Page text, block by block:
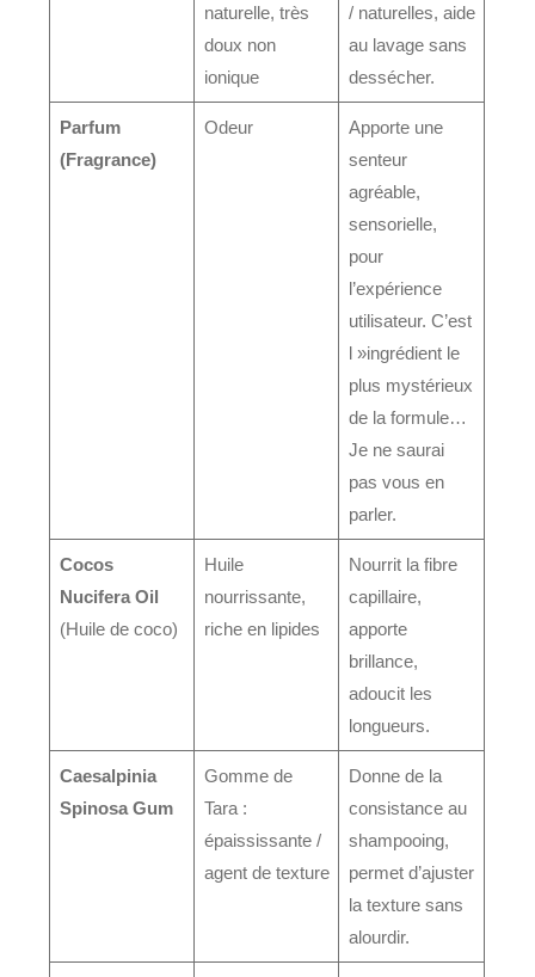
naturelle, très
doux non
ionique
/ naturelles, aide
au lavage sans
dessécher.
Parfum
(Fragrance)
Odeur
Apporte une
senteur
agréable,
sensorielle,
pour
l’expérience
utilisateur. C’est
l »ingrédient le
plus mystérieux
de la formule…
Je ne saurai
pas vous en
parler.
Cocos
Nucifera Oil
(Huile de coco)
Huile
nourrissante,
riche en lipides
Nourrit la fibre
capillaire,
apporte
brillance,
adoucit les
longueurs.
Caesalpinia
Spinosa Gum
Gomme de
Tara :
épaississante /
agent de texture
Donne de la
consistance au
shampooing,
permet d’ajuster
la texture sans
alourdir.